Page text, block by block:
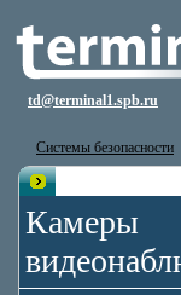
td@terminal1.spb.ru
Системы безопасности
Камеры